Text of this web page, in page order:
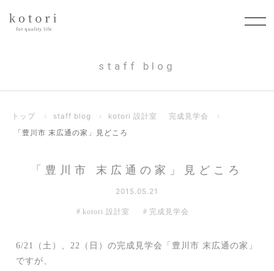
staff blog
トップ › staff blog › kotori 設計室 完成見学会
›
「豊川市 末広通の家」見どころ
「豊川市 末広通の家」見どころ
2015.05.21
kotori 設計室 完成見学会
6/21（土）、22（日）の完成見学会「豊川市 末広通の家」
ですが、